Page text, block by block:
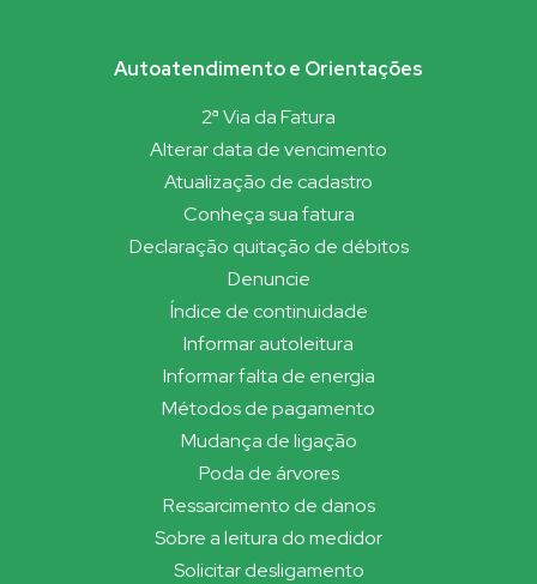
Autoatendimento e Orientações
2ª Via da Fatura
Alterar data de vencimento
Atualização de cadastro
Conheça sua fatura
Declaração quitação de débitos
Denuncie
Índice de continuidade
Informar autoleitura
Informar falta de energia
Métodos de pagamento
Mudança de ligação
Poda de árvores
Ressarcimento de danos
Sobre a leitura do medidor
Solicitar desligamento